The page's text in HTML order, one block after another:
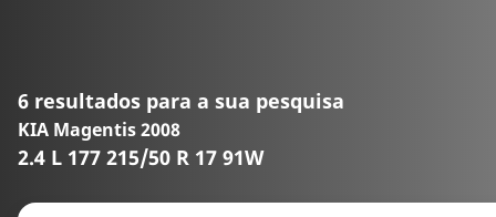
6 resultados para a sua pesquisa
KIA Magentis 2008
2.4 L 177 215/50 R 17 91W